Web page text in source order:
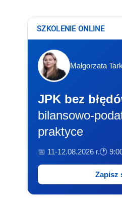
SZKOLENIE ONLINE
Małgorzata
JPK bez
bilansowo-
praktyce
📅 11-12.08.2026 r.🕐
Zapisz